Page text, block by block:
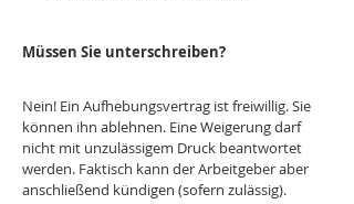
Müssen Sie unterschreiben?
Nein! Ein Aufhebungsvertrag ist freiwillig. Sie
können ihn ablehnen. Eine Weigerung darf
nicht mit unzulässigem Druck beantwortet
werden. Faktisch kann der Arbeitgeber aber
anschließend kündigen (sofern zulässig).